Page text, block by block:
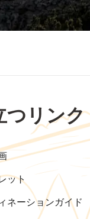
つリンク
ット
ネーションガイド